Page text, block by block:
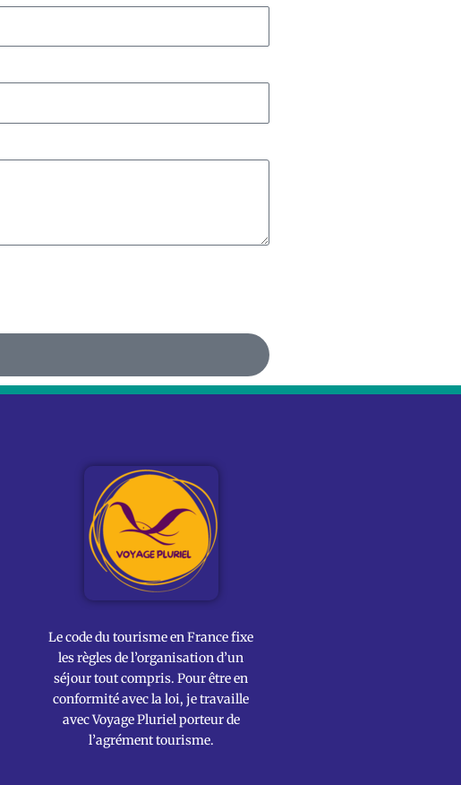
Le code du tourisme en France fixe
les règles de l’organisation d’un
séjour tout compris. Pour être en
conformité avec la loi, je travaille
avec Voyage Pluriel porteur de
l’agrément tourisme.